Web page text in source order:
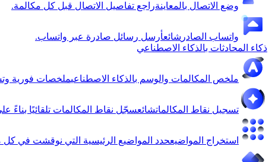
وضع الاتصال بالمعاينةراجع تفاصيل الاتصال قبل كل مكالمة.
واتساب الصادر شائعأرسل رسائل صادرة عبر واتساب.
ذكاء المحادثات بالذكاء الاصطناعي
ملخص المكالمات والوسم بالذكاء الاصطناعيملخصات فورية
تسجيل نقاط المكالماتشائعسجّل نقاط المكالمات تلقائيًا بناءً
استخراج المواضيعحدد المواضيع الرئيسية التي نوقشت في كل